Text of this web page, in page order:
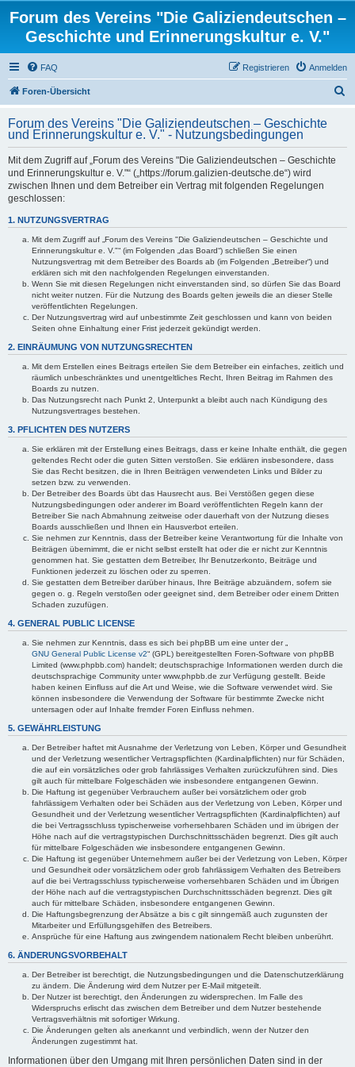
Forum des Vereins "Die Galiziendeutschen –
Geschichte und Erinnerungskultur e. V."
FAQ Anmelden
Registrieren
Foren-Übersicht
h
Forum des Vereins "Die Galiziendeutschen – Geschichte
und Erinnerungskultur e. V." - Nutzungsbedingungen
Mit dem Zugriff auf „Forum des Vereins "Die Galiziendeutschen – Geschichte
und Erinnerungskultur e. V."“ („https://forum.galizien-deutsche.de“) wird
zwischen Ihnen und dem Betreiber ein Vertrag mit folgenden Regelungen
geschlossen:
1. NUTZUNGSVERTRAG
Mit dem Zugriff auf „Forum des Vereins "Die Galiziendeutschen – Geschichte und
Erinnerungskultur e. V."“ (im Folgenden „das Board“) schließen Sie einen
Nutzungsvertrag mit dem Betreiber des Boards ab (im Folgenden „Betreiber“) und
erklären sich mit den nachfolgenden Regelungen einverstanden.
Wenn Sie mit diesen Regelungen nicht einverstanden sind, so dürfen Sie das Board
nicht weiter nutzen. Für die Nutzung des Boards gelten jeweils die an dieser Stelle
veröffentlichten Regelungen.
Der Nutzungsvertrag wird auf unbestimmte Zeit geschlossen und kann von beiden
Seiten ohne Einhaltung einer Frist jederzeit gekündigt werden.
2. EINRÄUMUNG VON NUTZUNGSRECHTEN
Mit dem Erstellen eines Beitrags erteilen Sie dem Betreiber ein einfaches, zeitlich und
räumlich unbeschränktes und unentgeltliches Recht, Ihren Beitrag im Rahmen des
Boards zu nutzen.
Das Nutzungsrecht nach Punkt 2, Unterpunkt a bleibt auch nach Kündigung des
Nutzungsvertrages bestehen.
3. PFLICHTEN DES NUTZERS
Sie erklären mit der Erstellung eines Beitrags, dass er keine Inhalte enthält, die gegen
geltendes Recht oder die guten Sitten verstoßen. Sie erklären insbesondere, dass
Sie das Recht besitzen, die in Ihren Beiträgen verwendeten Links und Bilder zu
setzen bzw. zu verwenden.
Der Betreiber des Boards übt das Hausrecht aus. Bei Verstößen gegen diese
Nutzungsbedingungen oder anderer im Board veröffentlichten Regeln kann der
Betreiber Sie nach Abmahnung zeitweise oder dauerhaft von der Nutzung dieses
Boards ausschließen und Ihnen ein Hausverbot erteilen.
Sie nehmen zur Kenntnis, dass der Betreiber keine Verantwortung für die Inhalte von
Beiträgen übernimmt, die er nicht selbst erstellt hat oder die er nicht zur Kenntnis
genommen hat. Sie gestatten dem Betreiber, Ihr Benutzerkonto, Beiträge und
Funktionen jederzeit zu löschen oder zu sperren.
Sie gestatten dem Betreiber darüber hinaus, Ihre Beiträge abzuändern, sofern sie
gegen o. g. Regeln verstoßen oder geeignet sind, dem Betreiber oder einem Dritten
Schaden zuzufügen.
4. GENERAL PUBLIC LICENSE
Sie nehmen zur Kenntnis, dass es sich bei phpBB um eine unter der „
GNU General Public License v2“ (GPL) bereitgestellten Foren-Software von phpBB
Limited (www.phpbb.com) handelt; deutschsprachige Informationen werden durch die
deutschsprachige Community unter www.phpbb.de zur Verfügung gestellt. Beide
haben keinen Einfluss auf die Art und Weise, wie die Software verwendet wird. Sie
können insbesondere die Verwendung der Software für bestimmte Zwecke nicht
untersagen oder auf Inhalte fremder Foren Einfluss nehmen.
5. GEWÄHRLEISTUNG
Der Betreiber haftet mit Ausnahme der Verletzung von Leben, Körper und Gesundheit
und der Verletzung wesentlicher Vertragspflichten (Kardinalpflichten) nur für Schäden,
die auf ein vorsätzliches oder grob fahrlässiges Verhalten zurückzuführen sind. Dies
gilt auch für mittelbare Folgeschäden wie insbesondere entgangenen Gewinn.
Die Haftung ist gegenüber Verbrauchern außer bei vorsätzlichem oder grob
fahrlässigem Verhalten oder bei Schäden aus der Verletzung von Leben, Körper und
Gesundheit und der Verletzung wesentlicher Vertragspflichten (Kardinalpflichten) auf
die bei Vertragsschluss typischerweise vorhersehbaren Schäden und im übrigen der
Höhe nach auf die vertragstypischen Durchschnittsschäden begrenzt. Dies gilt auch
für mittelbare Folgeschäden wie insbesondere entgangenen Gewinn.
Die Haftung ist gegenüber Unternehmern außer bei der Verletzung von Leben, Körper
und Gesundheit oder vorsätzlichem oder grob fahrlässigem Verhalten des Betreibers
auf die bei Vertragsschluss typischerweise vorhersehbaren Schäden und im Übrigen
der Höhe nach auf die vertragstypischen Durchschnittsschäden begrenzt. Dies gilt
auch für mittelbare Schäden, insbesondere entgangenen Gewinn.
Die Haftungsbegrenzung der Absätze a bis c gilt sinngemäß auch zugunsten der
Mitarbeiter und Erfüllungsgehilfen des Betreibers.
Ansprüche für eine Haftung aus zwingendem nationalem Recht bleiben unberührt.
6. ÄNDERUNGSVORBEHALT
Der Betreiber ist berechtigt, die Nutzungsbedingungen und die Datenschutzerklärung
zu ändern. Die Änderung wird dem Nutzer per E-Mail mitgeteilt.
Der Nutzer ist berechtigt, den Änderungen zu widersprechen. Im Falle des
Widerspruchs erlischt das zwischen dem Betreiber und dem Nutzer bestehende
Vertragsverhältnis mit sofortiger Wirkung.
Die Änderungen gelten als anerkannt und verbindlich, wenn der Nutzer den
Änderungen zugestimmt hat.
Informationen über den Umgang mit Ihren persönlichen Daten sind in der